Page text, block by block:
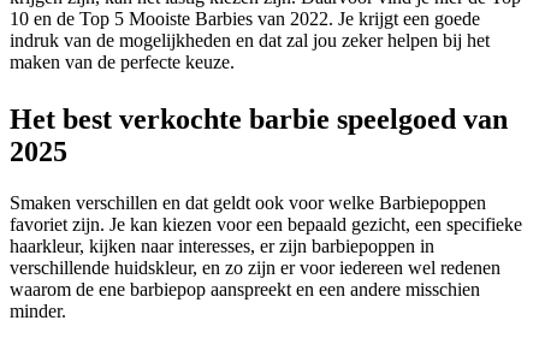
10 en de Top 5 Mooiste Barbies van 2022. Je krijgt een goede
indruk van de mogelijkheden en dat zal jou zeker helpen bij het
maken van de perfecte keuze.
Het best verkochte barbie speelgoed van
2025
Smaken verschillen en dat geldt ook voor welke Barbiepoppen
favoriet zijn. Je kan kiezen voor een bepaald gezicht, een specifieke
haarkleur, kijken naar interesses, er zijn barbiepoppen in
verschillende huidskleur, en zo zijn er voor iedereen wel redenen
waarom de ene barbiepop aanspreekt en een andere misschien
minder.